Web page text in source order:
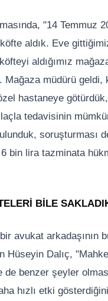
"14 Temmuz
aldık. Eve
aldığımız
Mağaza müdürü
hastaneye
ilaçla tedavisinin
soruşturması
bin lira tazminata
BİLE
avukat
Hüseyin Dalıç,
benzer şeyler
hızlı etki